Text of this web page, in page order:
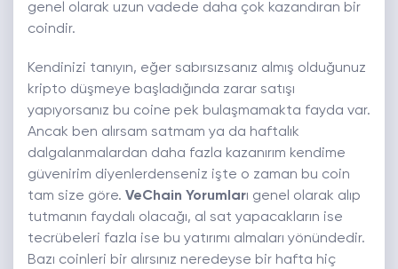
genel olarak uzun vadede daha çok kazandıran bir
coindir.
Kendinizi tanıyın, eğer sabırsızsanız almış olduğunuz
kripto düşmeye başladığında zarar satışı
yapıyorsanız bu coine pek bulaşmamakta fayda var.
Ancak ben alırsam satmam ya da haftalık
dalgalanmalardan daha fazla kazanırım kendime
güvenirim diyenlerdenseniz işte o zaman bu coin
tam size göre. VeChain Yorumları genel olarak alıp
tutmanın faydalı olacağı, al sat yapacakların ise
tecrübeleri fazla ise bu yatırımı almaları yönündedir.
Bazı coinleri bir alırsınız neredeyse bir hafta hiç